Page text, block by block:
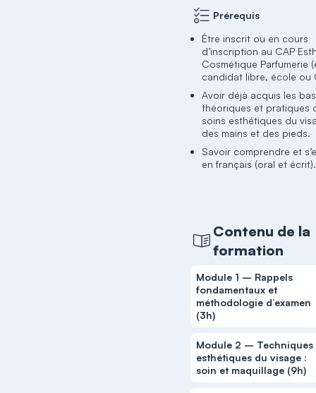
Prérequis
Être inscrit ou en cours
d’inscription au CAP
Cosmétique Parfumerie
candidat libre, école ou
Avoir déjà acquis les
théoriques et pratiques
soins esthétiques du
des mains et des pieds.
Savoir comprendre et
en français (oral et écrit).
Contenu de la
formation
Module 1 – Rappels
fondamentaux et
méthodologie d’examen
(3h)
Module 2 – Techniques
esthétiques du visage :
soin et maquillage (9h)